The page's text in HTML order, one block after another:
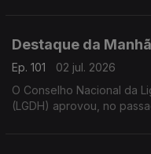
Destaque da Manhã
Ep. 101
02 jul. 2026
O Conselho Nacional da
(LGDH) aprovou, no